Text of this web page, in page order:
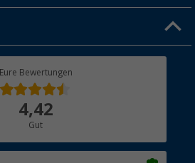
Eure Bewertungen
4,42
Gut